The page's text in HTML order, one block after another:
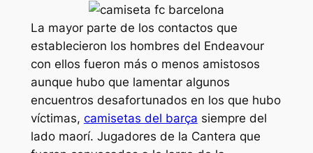
La mayor parte de los contactos que
establecieron los hombres del Endeavour
con ellos fueron más o menos amistosos
aunque hubo que lamentar algunos
encuentros desafortunados en los que hubo
víctimas, camisetas del barça siempre del
lado maorí. Jugadores de la Cantera que